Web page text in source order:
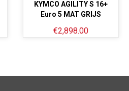
KYMCO AGILITY S 16+
Euro 5 MAT GRIJS
€2,898.00